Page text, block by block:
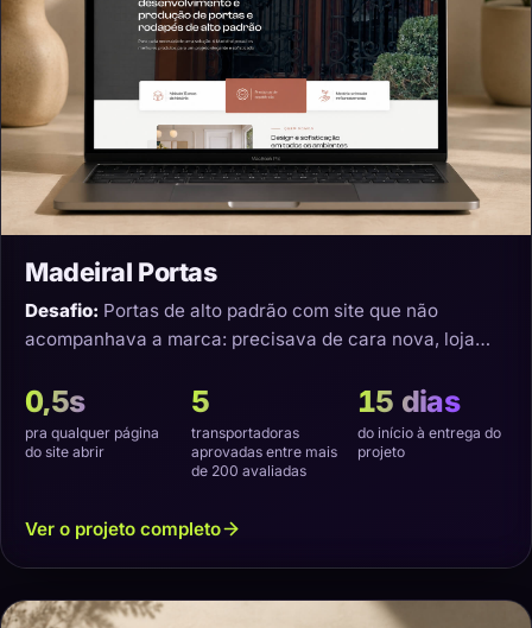
Madeiral Portas
Desafio: Portas de alto padrão com site que não
acompanhava a marca: precisava de cara nova, loja
0,5s
pra qualquer página
do site abrir
5
transportadoras
aprovadas entre mais
de 200 avaliadas
15 dias
do início à entrega do
projeto
Ver o projeto completo